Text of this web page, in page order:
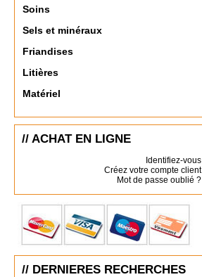
Soins
Sels et minéraux
Friandises
Litières
Matériel
// ACHAT EN LIGNE
Identifiez-vous
Créez votre compte client
Mot de passe oublié ?
// DERNIERES RECHERCHES